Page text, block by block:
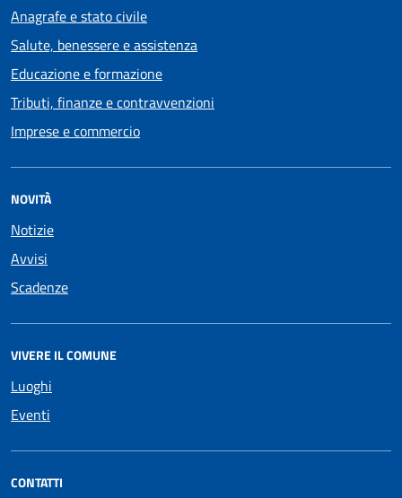
Anagrafe e stato civile
Salute, benessere e assistenza
Educazione e formazione
Tributi, finanze e contravvenzioni
Imprese e commercio
NOVITÀ
Notizie
Avvisi
Scadenze
VIVERE IL COMUNE
Luoghi
Eventi
CONTATTI